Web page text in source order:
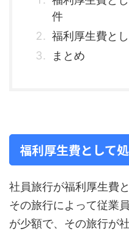
件
福利厚生費と
まとめ
福利厚生費として
社員旅行が福利厚生費
その旅行によって従業
が少額で、その旅行が